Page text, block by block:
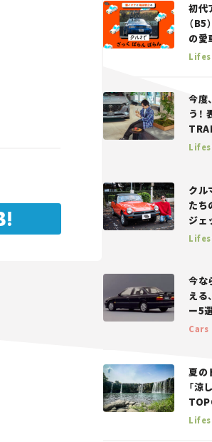
初代
（B5
の愛
——瀬
今度
う！
っと
クル
たち
ジェ
今な
える
ー5
い、
Cars
夏の
「涼
ーラ